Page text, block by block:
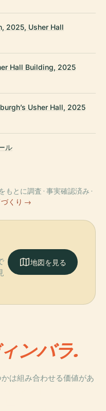
2025, Usher Hall
Hall Building, 2025
Usher Hall, 2025
ル
とに調査 · 事実確認済み ·
づくり →
地図を見る
ンバラ.
は組み合わせる価値があ
PLACE